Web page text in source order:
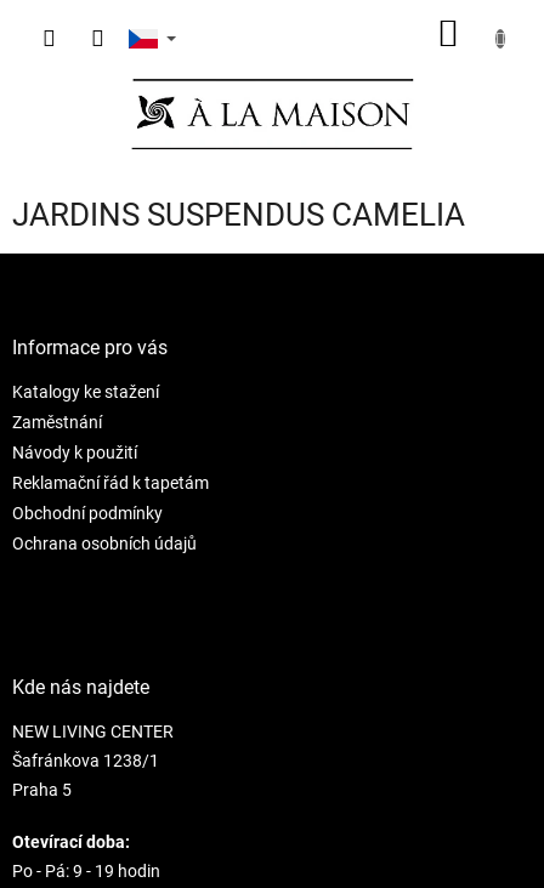
JARDINS SUSPENDUS CAMELIA
Informace pro vás
Katalogy ke stažení
Zaměstnání
Návody k použití
Reklamační řád k tapetám
Obchodní podmínky
Ochrana osobních údajů
Kde nás najdete
NEW LIVING CENTER
Šafránkova 1238/1
Praha 5
Otevírací doba:
Po - Pá: 9 - 19 hodin